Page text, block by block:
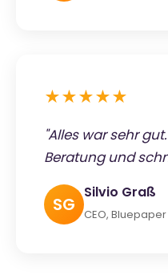
★★★★★
"Alles war sehr
Beratung und
SG
Silvio Graß
CEO,